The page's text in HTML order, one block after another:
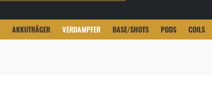
AKKUTRÄGER VERDAMPFER BASE/SHOTS PODS COILS